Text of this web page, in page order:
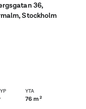
36,
, Stockholm
YTA
76 m²